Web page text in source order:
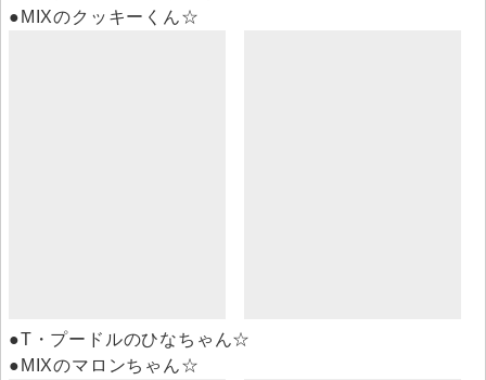
●MIXのクッキーくん☆
●T・プードルのひなちゃん☆
●MIXのマロンちゃん☆